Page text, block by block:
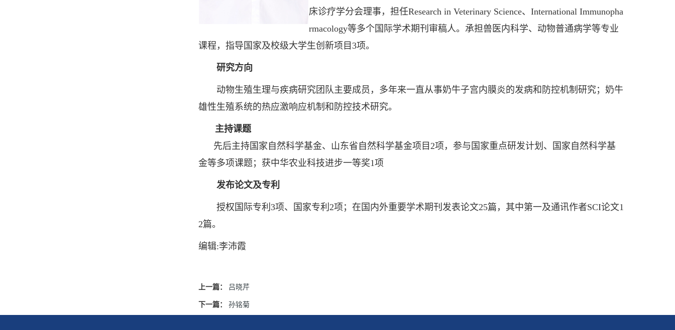
床诊疗学分会理事，担任Research in Veterinary Science、International Immunopha
rmacology等多个国际学术期刊审稿人。承担兽医内科学、动物普通病学等专业
课程，指导国家及校级大学生创新项目3项。
研究方向
动物生殖生理与疾病研究团队主要成员，多年来一直从事奶牛子宫内膜炎的发病和防控机制研究；奶牛
雄性生殖系统的热应激响应机制和防控技术研究。
主持课题
先后主持国家自然科学基金、山东省自然科学基金项目2项，参与国家重点研发计划、国家自然科学基
金等多项课题；获中华农业科技进步一等奖1项
发布论文及专利
授权国际专利3项、国家专利2项；在国内外重要学术期刊发表论文25篇，其中第一及通讯作者SCI论文1
2篇。
编辑:李沛霞
上一篇： 吕晓芹
下一篇： 孙铭菊